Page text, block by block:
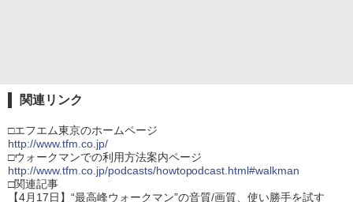
関連リンク
□エフエム東京のホームページ
http://www.tfm.co.jp/
□ウォークマンでの利用方法案内ページ
http://www.tfm.co.jp/podcasts/howtopodcast.html#walkman
□関連記事
【4月17日】“最高峰ウォークマン”の音質/画質、使い勝手を試す